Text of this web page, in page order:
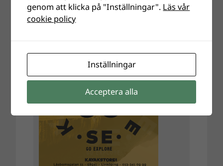
genom att klicka på "Inställningar". Läs vår
cookie policy
Inställningar
Acceptera alla